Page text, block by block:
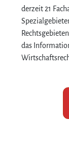
derzeit 21
das